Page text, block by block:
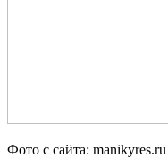
Фото с сайта: manikyres.ru